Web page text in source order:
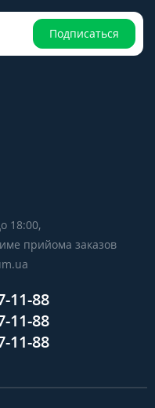
Подписаться
18:00,
прийома заказов
11-88
11-88
11-88